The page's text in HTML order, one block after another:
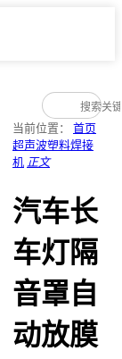
当前位置： 首页
超声波塑料焊接
机 正文
汽车长
车灯隔
音罩自
动放膜